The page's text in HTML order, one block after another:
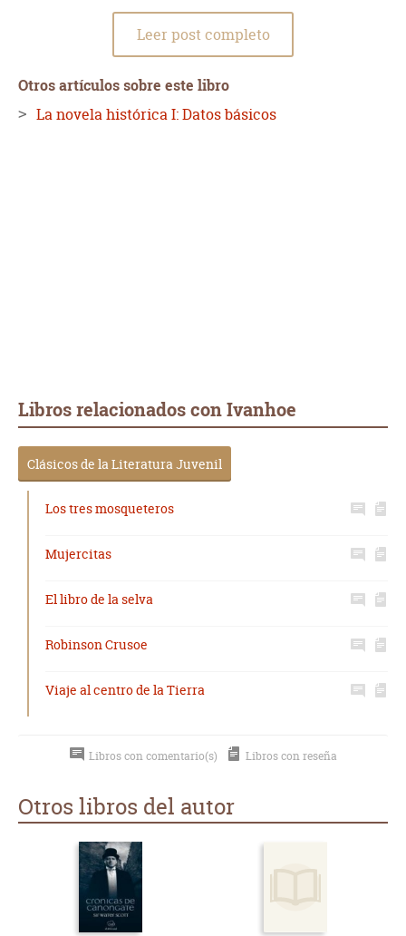
Leer post completo
Otros artículos sobre este libro
La novela histórica I: Datos básicos
Libros relacionados con Ivanhoe
Clásicos de la Literatura Juvenil
Los tres mosqueteros
Mujercitas
El libro de la selva
Robinson Crusoe
Viaje al centro de la Tierra
Libros con comentario(s) Libros con reseña
Otros libros del autor